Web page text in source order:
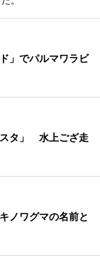
」でパルマワラビ
スタ」 水上ござ走
ノワグマの名前と